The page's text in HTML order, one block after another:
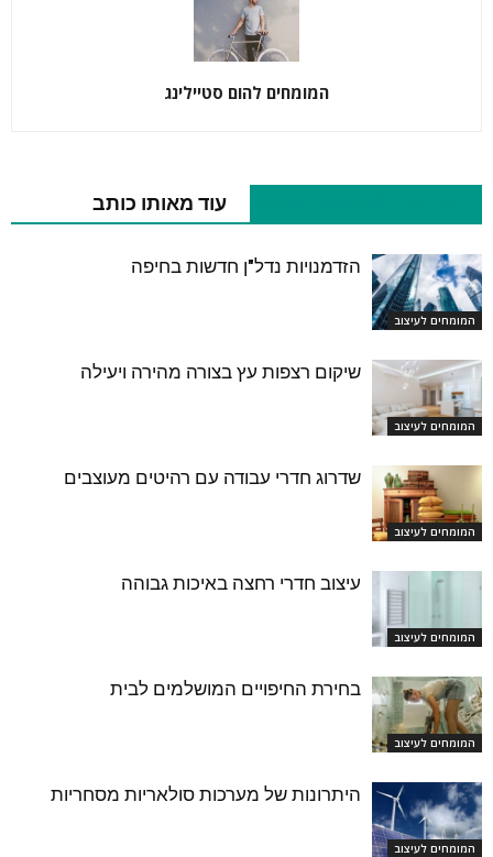
המומחים להום סטיילינג
עוד מאותו כותב
המומחים לעיצוב
הזדמנויות נדל"ן חדשות בחיפה
המומחים לעיצוב
שיקום רצפות עץ בצורה מהירה ויעילה
המומחים לעיצוב
שדרוג חדרי עבודה עם רהיטים מעוצבים
המומחים לעיצוב
עיצוב חדרי רחצה באיכות גבוהה
המומחים לעיצוב
בחירת החיפויים המושלמים לבית
המומחים לעיצוב
היתרונות של מערכות סולאריות מסחריות